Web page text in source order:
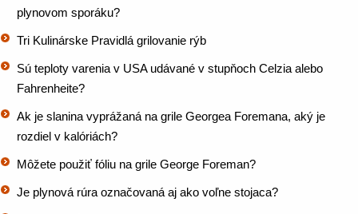
plynovom sporáku?
Tri Kulinárske Pravidlá grilovanie rýb
Sú teploty varenia v USA udávané v stupňoch Celzia alebo
Fahrenheite?
Ak je slanina vyprážaná na grile Georgea Foremana, aký je
rozdiel v kalóriách?
Môžete použiť fóliu na grile George Foreman?
Je plynová rúra označovaná aj ako voľne stojaca?